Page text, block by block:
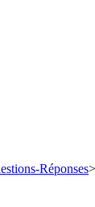
Réponses>